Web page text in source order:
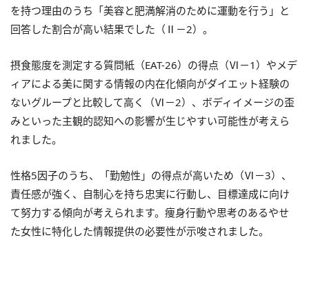
を持つ理由のうち「美容と肥満解消のために運動を行う」と
回答した割合が高い結果でした（Ⅱ－2）。
摂食態度を測定する質問紙（EAT-26）の得点（Ⅵ－1）やメデ
ィアによる美に関する情報の内在化傾向がダイエット経験の
ないグループと比較して高く（Ⅵ－2）、ボディイメージの歪
みといった主観的認知への影響が生じやすい可能性が考えら
れました。
性格5因子のうち、「勤勉性」の得点が高いため（Ⅵ－3）、
責任感が強く、自制心を持ち忠実に行動し、目標達成に向け
て努力する傾向が考えられます。痩身行動や思考のあるやせ
た女性に特化した情報提供の必要性が示唆されました。